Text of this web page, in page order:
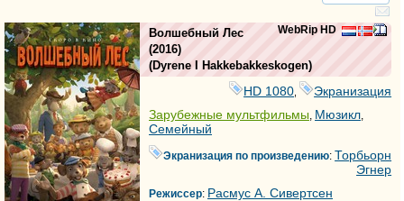
WebRip HD
Волшебный Лес
(2016)
(Dyrene I Hakkebakkeskogen)
HD 1080
Экранизация
Зарубежные мультфильмы Мюзикл
Семейный
Экранизация по произведению:Торбьорн
Эгнер
Режиссер: Расмус А. Сивертсен